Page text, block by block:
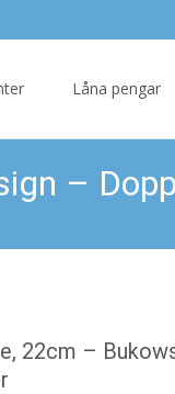
Låna pengar
–
22cm –